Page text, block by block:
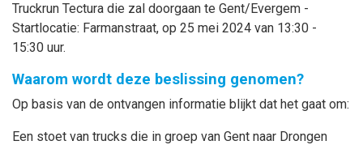
Truckrun Tectura die zal doorgaan te Gent/Evergem -
Startlocatie: Farmanstraat, op 25 mei 2024 van 13:30 -
15:30 uur.
Waarom wordt deze beslissing genomen?
Op basis van de ontvangen informatie blijkt dat het gaat om:
Een stoet van trucks die in groep van Gent naar Drongen